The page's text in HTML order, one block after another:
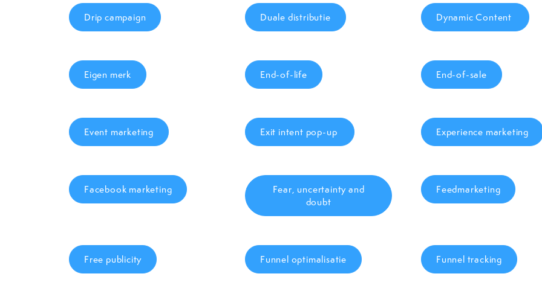
Drip campaign Duale distributie Dynamic Content
Eigen merk End-of-life End-of-sale
Event marketing Exit intent pop-up Experience marketing
Facebook marketing
Fear, uncertainty and
doubt
Feedmarketing
Free publicity Funnel optimalisatie Funnel tracking